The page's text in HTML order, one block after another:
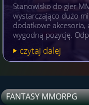
Stanowisko do gier
wystarczająco dużo
dodatkowe akcesoria,
wygodną pozycję.
czytaj dalej
FANTASY MMORPG